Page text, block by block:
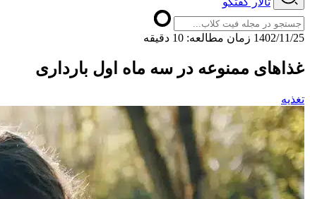
1402/11/25 ﺯﻣﺎﻥ ﻣﻄﺎﻟﻌﻪ: 10 دقیقه
غذاهای ممنوعه در سه ماه اول بارداری
تغذیه